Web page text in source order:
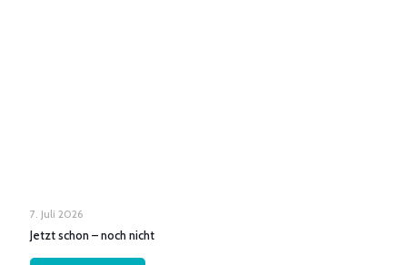
7. Juli 2026
Jetzt schon – noch nicht